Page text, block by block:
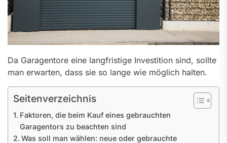
Da Garagentore eine langfristige Investition sind, sollte
man erwarten, dass sie so lange wie möglich halten.
Seitenverzeichnis
Faktoren, die beim Kauf eines gebrauchten
Garagentors zu beachten sind
Was soll man wählen: neue oder gebrauchte